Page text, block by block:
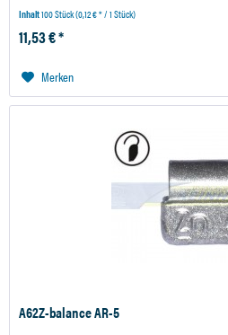
Inhalt100 Stück(0,12 € * / 1 Stück)
11,53 € *
Merken
A62Z-balance AR-5